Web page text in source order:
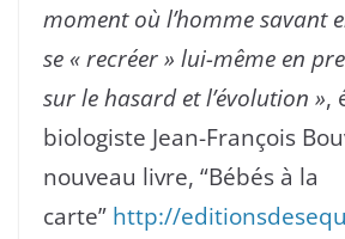
moment où l’homme savant
se « recréer » lui-même en
sur le hasard et l’évolution »,
biologiste Jean-François
nouveau livre, “Bébés à la
carte” http://